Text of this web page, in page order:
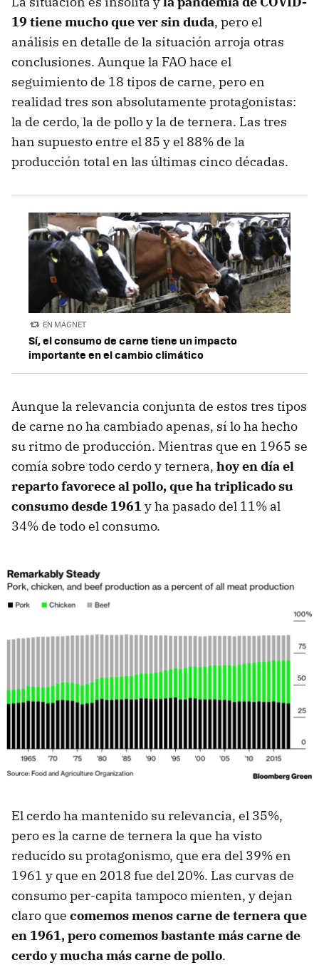
19 tiene mucho que ver sin duda, pero el
análisis en detalle de la situación arroja otras
conclusiones. Aunque la FAO hace el
seguimiento de 18 tipos de carne, pero en
realidad tres son absolutamente protagonistas:
la de cerdo, la de pollo y la de ternera. Las tres
han supuesto entre el 85 y el 88% de la
producción total en las últimas cinco décadas.
EN MAGNET
Sí, el consumo de carne tiene un impacto
importante en el cambio climático
Aunque la relevancia conjunta de estos tres tipos
de carne no ha cambiado apenas, sí lo ha hecho
su ritmo de producción. Mientras que en 1965 se
comía sobre todo cerdo y ternera, hoy en día el
reparto favorece al pollo, que ha triplicado su
consumo desde 1961 y ha pasado del 11% al
34% de todo el consumo.
El cerdo ha mantenido su relevancia, el 35%,
pero es la carne de ternera la que ha visto
reducido su protagonismo, que era del 39% en
1961 y que en 2018 fue del 20%. Las curvas de
consumo per-capita tampoco mienten, y dejan
claro que comemos menos carne de ternera que
en 1961, pero comemos bastante más carne de
cerdo y mucha más carne de pollo.